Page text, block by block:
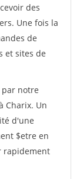
des
Une fois la
de
et sites de
par notre
Charix. Un
d'une
$etre en
rapidement